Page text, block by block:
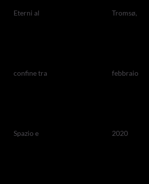
Eterni al
confine tra
Spazio e
Tromsø,
febbraio
2020